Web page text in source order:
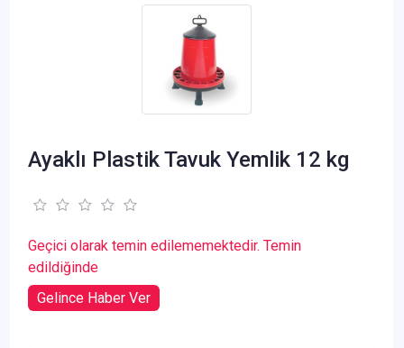
Ayaklı Plastik Tavuk Yemlik 12 kg
Geçici olarak temin edilememektedir. Temin
edildiğinde
Gelince Haber Ver